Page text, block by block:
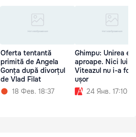
Oferta tentantă
primită de Angela
Gonța după divorțul
de Vlad Filat
18 Фев. 18:37
Ghimpu: Unirea e
aproape. Nici lui
Viteazul nu i-a fost
ușor
24 Янв. 17:10